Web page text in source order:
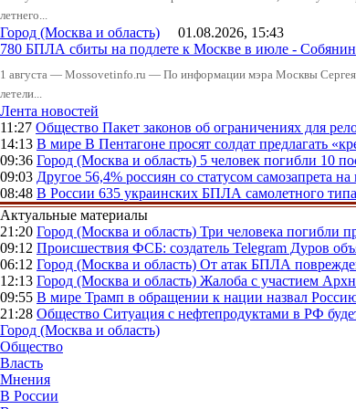
летнего...
Город (Москва и область) 01.08.2026, 15:43
780 БПЛА сбиты на подлете к Москве в июле - Собянин
1 августа — Mossovetinfo.ru — По информации мэра Москвы Сергея
летели...
Лента новостей
11:27 Общество Пакет законов об ограничениях для
14:13 В мире В Пентагоне просят солдат предлагать
09:36 Город (Москва и область) 5 человек погибли 10
09:03 Другое 56,4% россиян со статусом самозапрета
08:48 В России 635 украинских БПЛА самолетного
Актуальные материалы
21:20 Город (Москва и область) Три человека
09:12 Происшествия ФСБ: создатель Telegram Дуров
06:12 Город (Москва и область) От атак БПЛА
12:13 Город (Москва и область) Жалоба с участием
09:55 В мире Трамп в обращении к нации назвал
21:28 Общество Ситуация с нефтепродуктами в РФ
Город (Москва и область)
Общество
Власть
Мнения
В России